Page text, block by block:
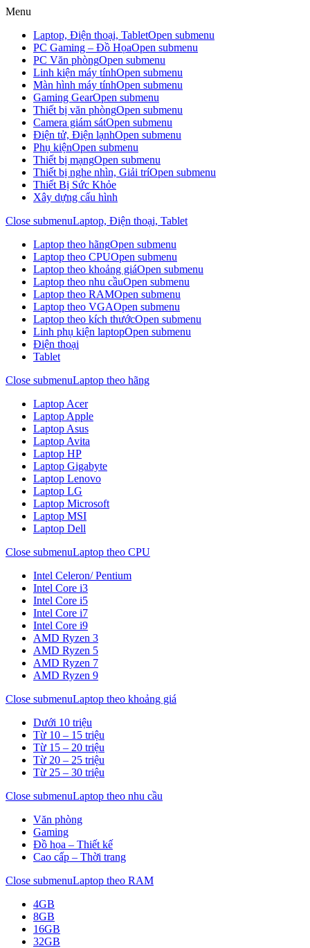
Menu
Laptop, Điện thoại, TabletOpen submenu
PC Gaming – Đồ HọaOpen submenu
PC Văn phòngOpen submenu
Linh kiện máy tínhOpen submenu
Màn hình máy tínhOpen submenu
Gaming GearOpen submenu
Thiết bị văn phòngOpen submenu
Camera giám sátOpen submenu
Điện tử, Điện lạnhOpen submenu
Phụ kiệnOpen submenu
Thiết bị mạngOpen submenu
Thiết bị nghe nhìn, Giải tríOpen submenu
Thiết Bị Sức Khỏe
Xây dựng cấu hình
Close submenuLaptop, Điện thoại, Tablet
Laptop theo hãngOpen submenu
Laptop theo CPUOpen submenu
Laptop theo khoảng giáOpen submenu
Laptop theo nhu cầuOpen submenu
Laptop theo RAMOpen submenu
Laptop theo VGAOpen submenu
Laptop theo kích thướcOpen submenu
Linh phụ kiện laptopOpen submenu
Điện thoại
Tablet
Close submenuLaptop theo hãng
Laptop Acer
Laptop Apple
Laptop Asus
Laptop Avita
Laptop HP
Laptop Gigabyte
Laptop Lenovo
Laptop LG
Laptop Microsoft
Laptop MSI
Laptop Dell
Close submenuLaptop theo CPU
Intel Celeron/ Pentium
Intel Core i3
Intel Core i5
Intel Core i7
Intel Core i9
AMD Ryzen 3
AMD Ryzen 5
AMD Ryzen 7
AMD Ryzen 9
Close submenuLaptop theo khoảng giá
Dưới 10 triệu
Từ 10 – 15 triệu
Từ 15 – 20 triệu
Từ 20 – 25 triệu
Từ 25 – 30 triệu
Close submenuLaptop theo nhu cầu
Văn phòng
Gaming
Đồ họa – Thiết kế
Cao cấp – Thời trang
Close submenuLaptop theo RAM
4GB
8GB
16GB
32GB